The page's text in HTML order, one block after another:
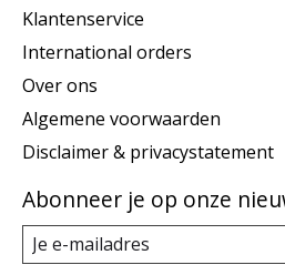
Klantenservice
International orders
Over ons
Algemene voorwaarden
Disclaimer & privacystatement
Abonneer je op onze